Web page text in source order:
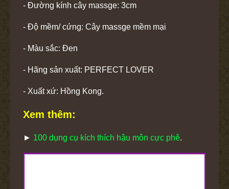
- Đường kính cây massge: 3cm
- Độ mềm/ cứng: Cây massge mềm mại
- Màu sắc: Đen
- Hãng sản xuất: PERFECT LOVER
- Xuất xứ: Hồng Kong.
Xem thêm:
► 100 dụng cụ kích thích hậu môn cực phê.